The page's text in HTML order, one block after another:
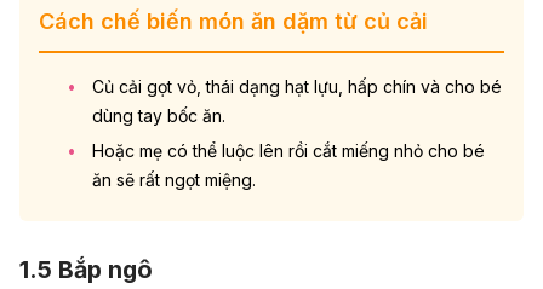
Cách chế biến món ăn dặm từ củ cải
Củ cải gọt vỏ, thái dạng hạt lựu, hấp chín và cho bé
dùng tay bốc ăn.
Hoặc mẹ có thể luộc lên rồi cắt miếng nhỏ cho bé
ăn sẽ rất ngọt miệng.
1.5 Bắp ngô